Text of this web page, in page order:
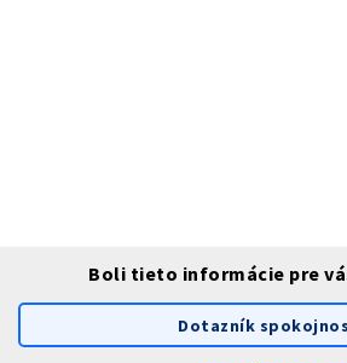
Boli tieto informácie pre
Dotazník